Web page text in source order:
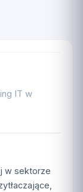
IT w
w sektorze